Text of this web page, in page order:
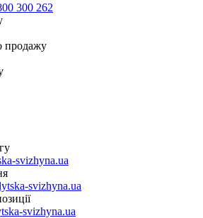
300 262
продажу
svizhyna.ua
svizhyna.ua
svizhyna.ua